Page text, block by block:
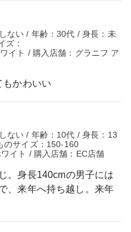
ない / 年齢：30代 / 身長：未
ズ：
イト / 購入店舗：グラニフ ア
もかわいい
ない / 年齢：10代 / 身長：13
のサイズ：150-160
イト / 購入店舗：EC店舗
。身長140cmの男子には
、来年へ持ち越し。来年